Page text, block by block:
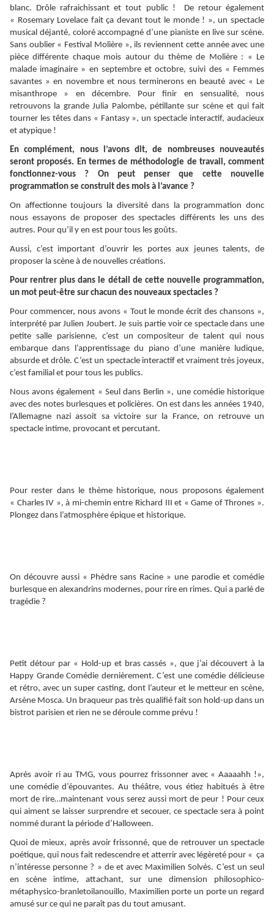
blanc. Drôle rafraichissant et tout public ! De retour également
« Rosemary Lovelace fait ça devant tout le monde ! », un spectacle
musical déjanté, coloré accompagné d’une pianiste en live sur scène.
Sans oublier « Festival Molière », ils reviennent cette année avec une
pièce différente chaque mois autour du thème de Molière : « Le
malade imaginaire » en septembre et octobre, suivi des « Femmes
savantes » en novembre et nous terminerons en beauté avec « Le
misanthrope » en décembre. Pour finir en sensualité, nous
retrouvons la grande Julia Palombe, pétillante sur scène et qui fait
tourner les têtes dans « Fantasy », un spectacle interactif, audacieux
et atypique !
En complément, nous l’avons dit, de nombreuses nouveautés
seront proposés. En termes de méthodologie de travail, comment
fonctionnez-vous ? On peut penser que cette nouvelle
programmation se construit des mois à l’avance ?
On affectionne toujours la diversité dans la programmation donc
nous essayons de proposer des spectacles différents les uns des
autres. Pour qu’il y en est pour tous les goûts.
Aussi, c’est important d’ouvrir les portes aux jeunes talents, de
proposer la scène à de nouvelles créations.
Pour rentrer plus dans le détail de cette nouvelle programmation,
un mot peut-être sur chacun des nouveaux spectacles ?
Pour commencer, nous avons « Tout le monde écrit des chansons »,
interprété par Julien Joubert. Je suis partie voir ce spectacle dans une
petite salle parisienne, c’est un compositeur de talent qui nous
embarque dans l’apprentissage du piano d’une manière ludique,
absurde et drôle. C’est un spectacle interactif et vraiment très joyeux,
c’est familial et pour tous les publics.
Nous avons également « Seul dans Berlin », une comédie historique
avec des notes burlesques et policières. On est dans les années 1940,
l’Allemagne nazi assoit sa victoire sur la France, on retrouve un
spectacle intime, provocant et percutant.
Pour rester dans le thème historique, nous proposons également
« Charles IV », à mi-chemin entre Richard III et « Game of Thrones ».
Plongez dans l’atmosphère épique et historique.
On découvre aussi « Phèdre sans Racine » une parodie et comédie
burlesque en alexandrins modernes, pour rire en rimes. Qui a parlé de
tragédie ?
Petit détour par « Hold-up et bras cassés », que j’ai découvert à la
Happy Grande Comédie dernièrement. C’est une comédie délicieuse
et rétro, avec un super casting, dont l’auteur et le metteur en scène,
Arsène Mosca. Un braqueur pas très qualifié fait son hold-up dans un
bistrot parisien et rien ne se déroule comme prévu !
Après avoir ri au TMG, vous pourrez frissonner avec « Aaaaahh !»,
une comédie d’épouvantes. Au théâtre, vous étiez habitués à être
mort de rire…maintenant vous serez aussi mort de peur ! Pour ceux
qui aiment se laisser surprendre et secouer, ce spectacle sera à point
nommé durant la période d’Halloween.
Quoi de mieux, après avoir frissonné, que de retrouver un spectacle
poétique, qui nous fait redescendre et atterrir avec légèreté pour « ça
n’intéresse personne ? » de et avec Maximilien Solvès. C’est un seul
en scène intime, attachant, sur une dimension philosophico-
métaphysico-branletoilanouillo, Maximilien porte un porte un regard
amusé sur ce qui ne paraît pas du tout amusant.